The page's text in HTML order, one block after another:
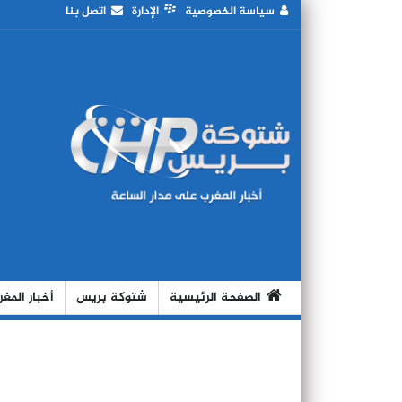
سياسة الخصوصية الإدارة اتصل بنا
الصفحة الرئيسية شتوكة بريس أخبار